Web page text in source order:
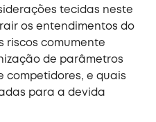
tecidas neste
os entendimentos do
riscos comumente
de parâmetros
competidores, e quais
para a devida